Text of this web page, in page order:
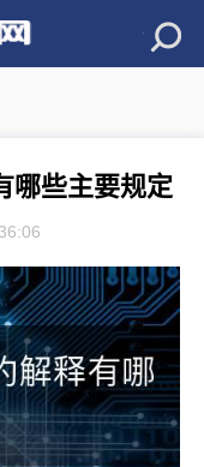
哪些主要规定